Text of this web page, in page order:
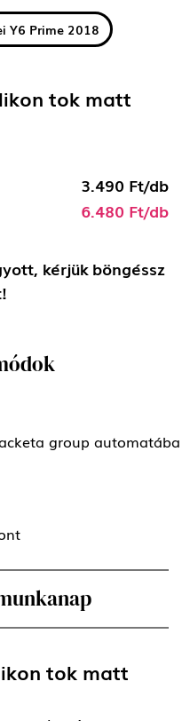
Y6 Prime 2018
tok matt
3.490 Ft/db
6.480 Ft/db
kérjük böngéssz
group automatába
tok matt